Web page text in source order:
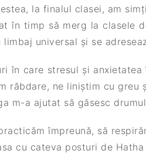
la finalul clasei, am
în timp să merg la clasele
limbaj universal și se
în care stresul și
răbdare, ne liniștim cu
m-a ajutat să găsesc
împreună, să
cu cateva posturi de